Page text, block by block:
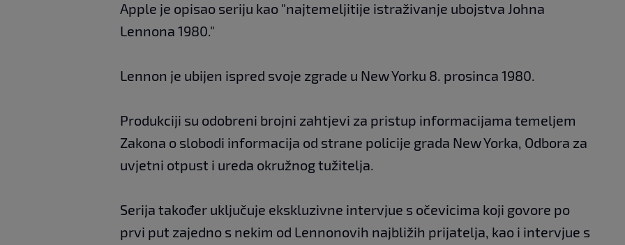
Apple je opisao seriju kao "najtemeljitije istraživanje ubojstva Johna
Lennona 1980."
Lennon je ubijen ispred svoje zgrade u New Yorku 8. prosinca 1980.
Produkciji su odobreni brojni zahtjevi za pristup informacijama temeljem
Zakona o slobodi informacija od strane policije grada New Yorka, Odbora za
uvjetni otpust i ureda okružnog tužitelja.
Serija također uključuje ekskluzivne intervjue s očevicima koji govore po
prvi put zajedno s nekim od Lennonovih najbližih prijatelja, kao i intervjue s